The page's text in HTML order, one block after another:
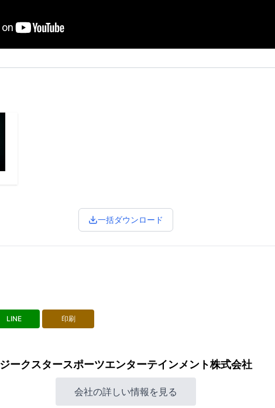
一括ダウンロード
LINE 印刷
ジークスタースポーツエンターテインメント株式会社
会社の詳しい情報を見る